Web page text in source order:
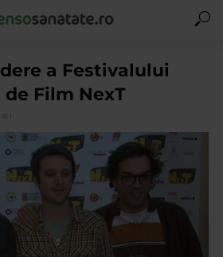
a Festivalului
Film NexT